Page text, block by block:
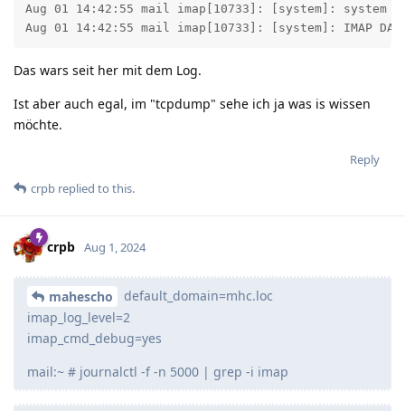
Aug 01 14:42:55 mail imap[10733]: [system]: system
Aug 01 14:42:55 mail imap[10733]: [system]: IMAP
Das wars seit her mit dem Log.
Ist aber auch egal, im "tcpdump" sehe ich ja was is wissen
möchte.
Reply
crpb replied to this.
crpb Aug 1, 2024
mahescho
default_domain=mhc.loc
imap_log_level=2
imap_cmd_debug=yes
mail:~ # journalctl -f -n 5000 | grep -i imap